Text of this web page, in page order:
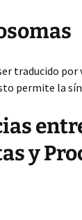
traducido
permite la
y